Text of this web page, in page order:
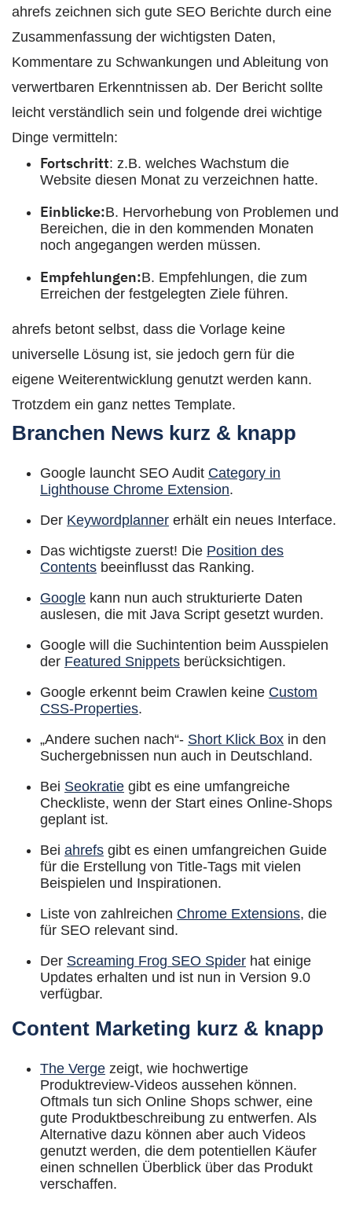
ahrefs zeichnen sich gute SEO Berichte durch eine
Zusammenfassung der wichtigsten Daten,
Kommentare zu Schwankungen und Ableitung von
verwertbaren Erkenntnissen ab. Der Bericht sollte
leicht verständlich sein und folgende drei wichtige
Dinge vermitteln:
Fortschritt: z.B. welches Wachstum die
Website diesen Monat zu verzeichnen hatte.
Einblicke:B. Hervorhebung von Problemen und
Bereichen, die in den kommenden Monaten
noch angegangen werden müssen.
Empfehlungen:B. Empfehlungen, die zum
Erreichen der festgelegten Ziele führen.
ahrefs betont selbst, dass die Vorlage keine
universelle Lösung ist, sie jedoch gern für die
eigene Weiterentwicklung genutzt werden kann.
Trotzdem ein ganz nettes Template.
Branchen News kurz & knapp
Google launcht SEO Audit Category in
Lighthouse Chrome Extension.
Der Keywordplanner erhält ein neues Interface.
Das wichtigste zuerst! Die Position des
Contents beeinflusst das Ranking.
Google kann nun auch strukturierte Daten
auslesen, die mit Java Script gesetzt wurden.
Google will die Suchintention beim Ausspielen
der Featured Snippets berücksichtigen.
Google erkennt beim Crawlen keine Custom
CSS-Properties.
„Andere suchen nach“- Short Klick Box in den
Suchergebnissen nun auch in Deutschland.
Bei Seokratie gibt es eine umfangreiche
Checkliste, wenn der Start eines Online-Shops
geplant ist.
Bei ahrefs gibt es einen umfangreichen Guide
für die Erstellung von Title-Tags mit vielen
Beispielen und Inspirationen.
Liste von zahlreichen Chrome Extensions, die
für SEO relevant sind.
Der Screaming Frog SEO Spider hat einige
Updates erhalten und ist nun in Version 9.0
verfügbar.
Content Marketing kurz & knapp
The Verge zeigt, wie hochwertige
Produktreview-Videos aussehen können.
Oftmals tun sich Online Shops schwer, eine
gute Produktbeschreibung zu entwerfen. Als
Alternative dazu können aber auch Videos
genutzt werden, die dem potentiellen Käufer
einen schnellen Überblick über das Produkt
verschaffen.